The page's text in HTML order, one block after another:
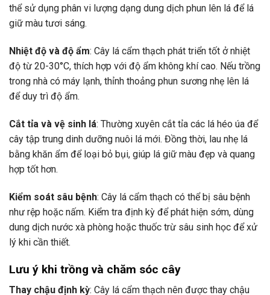
thể sử dụng phân vi lượng dạng dung dịch phun lên lá để lá
giữ màu tươi sáng.
Nhiệt độ và độ ẩm: Cây lá cẩm thạch phát triển tốt ở nhiệt
độ từ 20-30°C, thích hợp với độ ẩm không khí cao. Nếu trồng
trong nhà có máy lạnh, thỉnh thoảng phun sương nhẹ lên lá
để duy trì độ ẩm.
Cắt tỉa và vệ sinh lá: Thường xuyên cắt tỉa các lá héo úa để
cây tập trung dinh dưỡng nuôi lá mới. Đồng thời, lau nhẹ lá
bằng khăn ẩm để loại bỏ bụi, giúp lá giữ màu đẹp và quang
hợp tốt hơn.
Kiểm soát sâu bệnh: Cây lá cẩm thạch có thể bị sâu bệnh
như rệp hoặc nấm. Kiểm tra định kỳ để phát hiện sớm, dùng
dung dịch nước xà phòng hoặc thuốc trừ sâu sinh học để xử
lý khi cần thiết.
Lưu ý khi trồng và chăm sóc cây
Thay chậu định kỳ: Cây lá cẩm thạch nên được thay chậu